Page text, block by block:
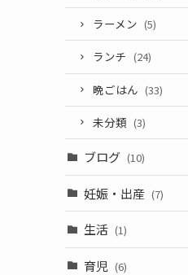
ラーメン (5)
ランチ (24)
晩ごはん (33)
未分類 (3)
ブログ (10)
妊娠・出産 (7)
生活 (1)
育児 (6)